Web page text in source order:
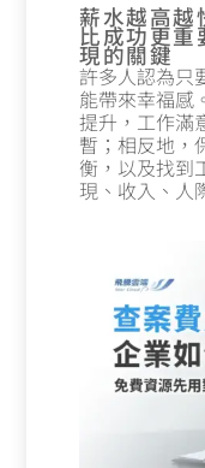
薪水越高越
比成功更重
現的關鍵
許多人認為只
能帶來幸福感
提升，工作滿
暫；相反地，
衡，以及找到
現、收入、人